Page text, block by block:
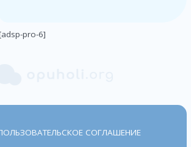
pro-6]
СОГЛАШЕНИЕ